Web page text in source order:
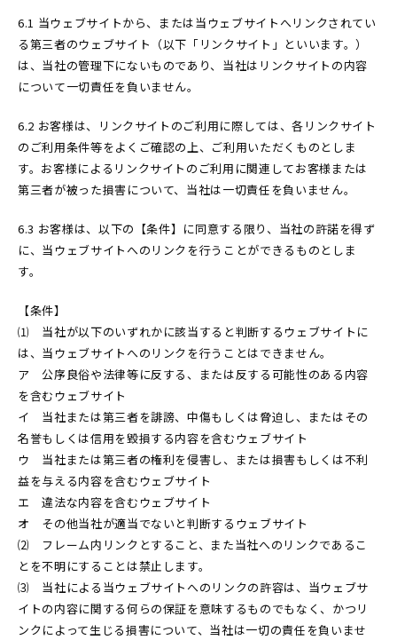
6.1 当ウェブサイトから、または当ウェブサイトへリンクされてい
る第三者のウェブサイト（以下「リンクサイト」といいます。）
は、当社の管理下にないものであり、当社はリンクサイトの内容
について一切責任を負いません。
6.2 お客様は、リンクサイトのご利用に際しては、各リンクサイト
のご利用条件等をよくご確認の上、ご利用いただくものとしま
す。お客様によるリンクサイトのご利用に関連してお客様または
第三者が被った損害について、当社は一切責任を負いません。
6.3 お客様は、以下の【条件】に同意する限り、当社の許諾を得ず
に、当ウェブサイトへのリンクを行うことができるものとしま
す。
【条件】
⑴ 当社が以下のいずれかに該当すると判断するウェブサイトに
は、当ウェブサイトへのリンクを行うことはできません。
ア 公序良俗や法律等に反する、または反する可能性のある内容
を含むウェブサイト
イ 当社または第三者を誹謗、中傷もしくは脅迫し、またはその
名誉もしくは信用を毀損する内容を含むウェブサイト
ウ 当社または第三者の権利を侵害し、または損害もしくは不利
益を与える内容を含むウェブサイト
エ 違法な内容を含むウェブサイト
オ その他当社が適当でないと判断するウェブサイト
⑵ フレーム内リンクとすること、また当社へのリンクであるこ
とを不明にすることは禁止します。
⑶ 当社による当ウェブサイトへのリンクの許容は、当ウェブサ
イトの内容に関する何らの保証を意味するものでもなく、かつリ
ンクによって生じる損害について、当社は一切の責任を負いませ